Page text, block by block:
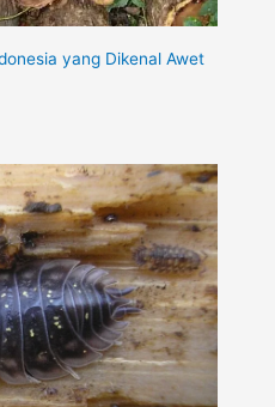
yang Dikenal Awet